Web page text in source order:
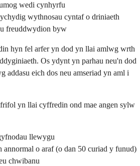
wedi cynhyrfu
wythnosau cyntaf o driniaeth
freuddwydion byw
hyn fel arfer yn dod yn llai amlwg wrth
Os ydynt yn parhau neu'n dod
addasu eich dos neu amseriad yn aml i
yn llai cyffredin ond mae angen sylw
llewygu
annormal o araf (o dan 50 curiad y funud)
chwibanu